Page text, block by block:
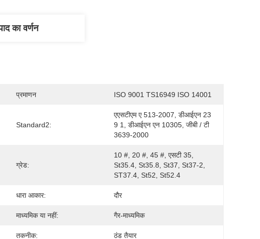
का वर्णन
प्रमाणन ISO 9001 TS16949 ISO 14001
Standard2:
एएसटीएम ए 513-2007, डीआईएन 23
9 1, डीआईएन एन 10305, जीबी / टी
3639-2000
ग्रेड:
10 #, 20 #, 45 #, एसटी 35,
St35.4, St35.8, St37, St37-2,
ST37.4, St52, St52.4
धारा आकार: दौर
माध्यमिक या नहीं: गैर-माध्यमिक
तकनीक: ठंड तैयार